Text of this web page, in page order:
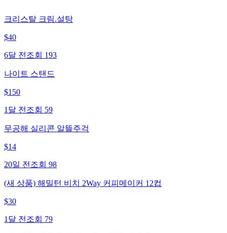
크리스탈 크림.설탕
$40
6달 전 조회 193
나이트 스탠드
$150
1달 전 조회 59
무공해 실리콘 알뜰주걱
$14
20일 전 조회 98
(새 상품) 해밀턴 비치 2Way 커피메이커 12컵
$30
1달 전 조회 79